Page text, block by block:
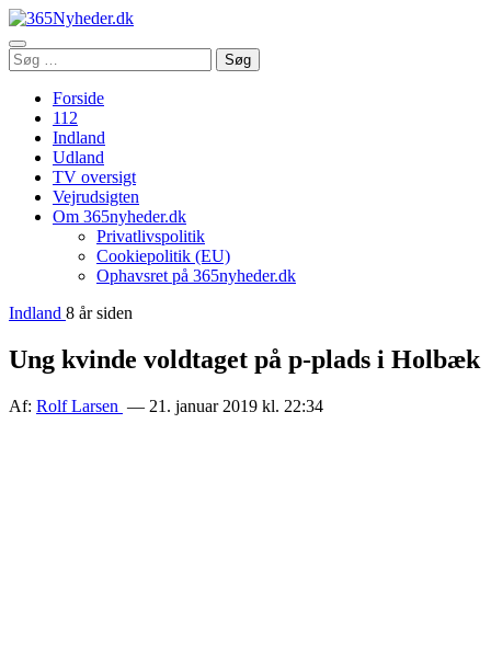
Åbn
menu
Søg
efter:
Søg
Forside
112
Indland
Udland
TV oversigt
Vejrudsigten
Om 365nyheder.dk
Privatlivspolitik
Cookiepolitik (EU)
Ophavsret på 365nyheder.dk
Indland 8 år siden
Ung kvinde voldtaget på p-plads i Holbæk
Af: Rolf Larsen — 21. januar 2019 kl. 22:34